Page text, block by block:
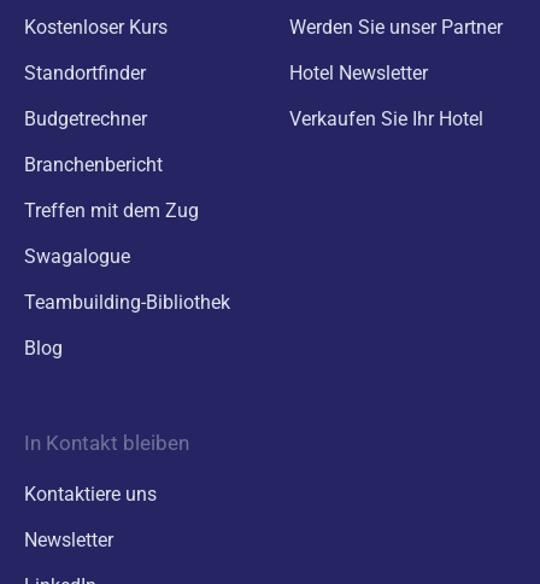
Kostenloser Kurs
Standortfinder
Budgetrechner
Branchenbericht
Treffen mit dem Zug
Swagalogue
Teambuilding-Bibliothek
Blog
Werden Sie unser Partner
Hotel Newsletter
Verkaufen Sie Ihr Hotel
In Kontakt bleiben
Kontaktiere uns
Newsletter